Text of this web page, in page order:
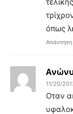
όπως
Απάντηση
11/20/
Οταν